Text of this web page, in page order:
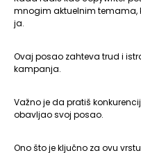
mnogim aktuelnim temama,
ja.
Ovaj posao zahteva trud i
kampanja.
Važno je da pratiš
obavljao svoj posao.
Ono što je ključno za ovu